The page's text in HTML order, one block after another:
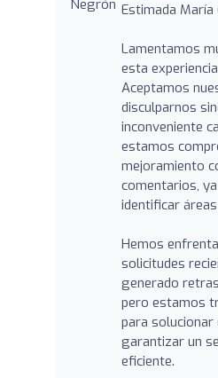
Estimada María
Lamentamos
esta
Aceptamos
disculparnos
inconveniente
estamos
mejoramiento
comentarios,
identificar
Hemos
solicitudes
generado
pero estamos
para
garantizar un
eficiente.